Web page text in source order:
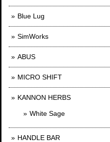
Blue Lug
SimWorks
ABUS
MICRO SHIFT
KANNON HERBS
White Sage
HANDLE BAR